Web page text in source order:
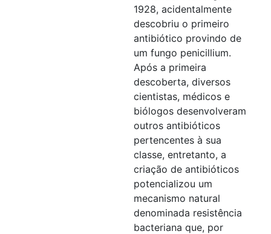
1928, acidentalmente
descobriu o primeiro
antibiótico provindo de
um fungo penicillium.
Após a primeira
descoberta, diversos
cientistas, médicos e
biólogos desenvolveram
outros antibióticos
pertencentes à sua
classe, entretanto, a
criação de antibióticos
potencializou um
mecanismo natural
denominada resistência
bacteriana que, por